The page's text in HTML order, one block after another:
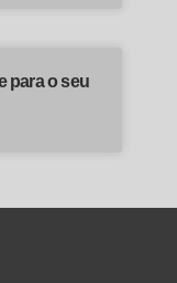
para o seu